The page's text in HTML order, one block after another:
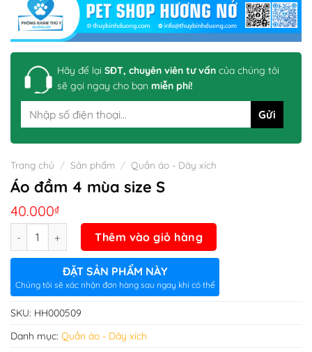
Hãy để lại SĐT, chuyên viên tư vấn của chúng tôi
sẽ gọi ngay cho bạn miễn phí!
Trang chủ / Sản phẩm / Quần áo - Dây xích
Áo đầm 4 mùa size S
40.000₫
Thêm vào giỏ hàng
ĐẶT SẢN PHẨM NÀY
Chúng tôi sẽ xác nhận đơn hàng sau ngay khi có thể
SKU: HH000509
Danh mục: Quần áo - Dây xích